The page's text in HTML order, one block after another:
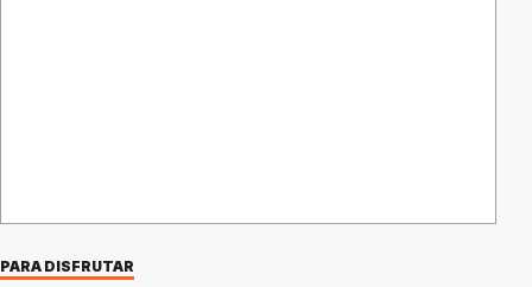
PARA DISFRUTAR